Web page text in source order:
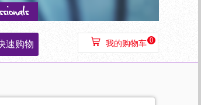
速购物 0
我的购物车